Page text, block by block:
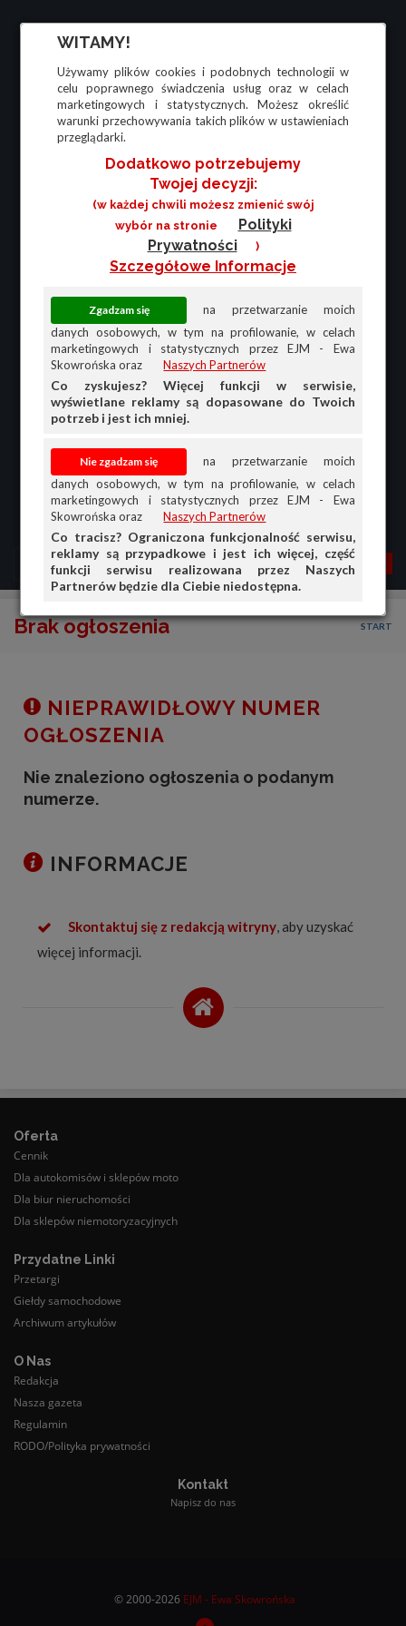
WITAMY!
Używamy plików cookies i podobnych technologii w
celu poprawnego świadczenia usług oraz w celach
marketingowych i statystycznych. Możesz określić
warunki przechowywania takich plików w ustawieniach
przeglądarki.
Dodatkowo potrzebujemy
Twojej decyzji:
(w każdej chwili możesz zmienić swój
wybór na stronie
Polityki
Prywatności
)
Szczegółowe Informacje
na przetwarzanie moich
danych osobowych, w tym na profilowanie, w celach
marketingowych i statystycznych przez EJM - Ewa
Skowrońska oraz
Naszych Partnerów
Co zyskujesz? Więcej funkcji w serwisie,
wyświetlane reklamy są dopasowane do Twoich
potrzeb i jest ich mniej.
na przetwarzanie moich
danych osobowych, w tym na profilowanie, w celach
marketingowych i statystycznych przez EJM - Ewa
Skowrońska oraz
Naszych Partnerów
Co tracisz? Ograniczona funkcjonalność serwisu,
reklamy są przypadkowe i jest ich więcej, część
funkcji serwisu realizowana przez Naszych
Partnerów będzie dla Ciebie niedostępna.
MENU MOJA AG
Brak ogłoszenia START
NIEPRAWIDŁOWY NUMER
OGŁOSZENIA
Nie znaleziono ogłoszenia o podanym
numerze.
INFORMACJE
Skontaktuj się z redakcją witryny, aby uzyskać
więcej informacji.
Oferta
Cennik
Dla autokomisów i sklepów moto
Dla biur nieruchomości
Dla sklepów niemotoryzacyjnych
Przydatne Linki
Przetargi
Giełdy samochodowe
Archiwum artykułów
O Nas
Redakcja
Nasza gazeta
Regulamin
RODO/Polityka prywatności
Kontakt
Napisz do nas
© 2000-2026 EJM - Ewa Skowrońska